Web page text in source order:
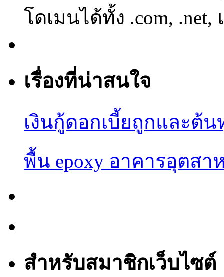
โดเมนได้ทั้ง .com,
เรื่องที่น่าสนใจ
เงินกู้ดอกเบี้ยถูกและต้
พื้น epoxy อาคารอุตส
สำหรับสมาชิกเว็บไซต์